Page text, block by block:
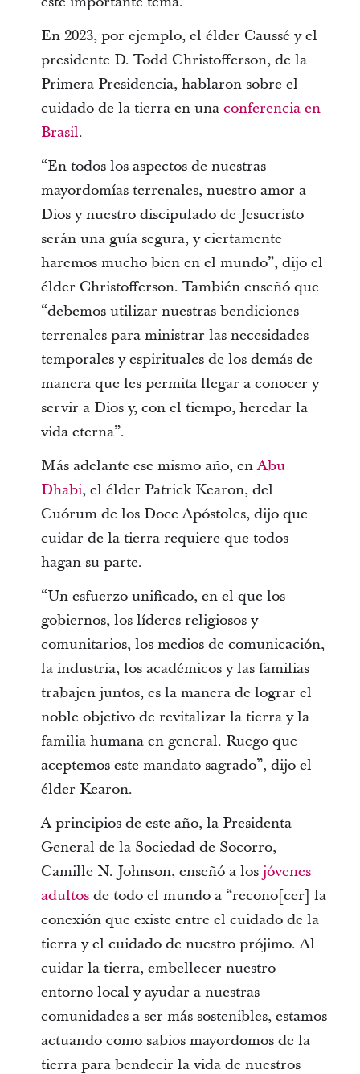
En 2023, por ejemplo, el élder Caussé y el
presidente D. Todd Christofferson, de la
Primera Presidencia, hablaron sobre el
cuidado de la tierra en una conferencia en
Brasil.
“En todos los aspectos de nuestras
mayordomías terrenales, nuestro amor a
Dios y nuestro discipulado de Jesucristo
serán una guía segura, y ciertamente
haremos mucho bien en el mundo”, dijo el
élder Christofferson. También enseñó que
“debemos utilizar nuestras bendiciones
terrenales para ministrar las necesidades
temporales y espirituales de los demás de
manera que les permita llegar a conocer y
servir a Dios y, con el tiempo, heredar la
vida eterna”.
Más adelante ese mismo año, enAbu
Dhabi, el élder Patrick Kearon, del
Cuórum de los Doce Apóstoles, dijo que
cuidar de la tierra requiere que todos
hagan su parte.
“Un esfuerzo unificado, en el que los
gobiernos, los líderes religiosos y
comunitarios, los medios de comunicación,
la industria, los académicos y las familias
trabajen juntos, es la manera de lograr el
noble objetivo de revitalizar la tierra y la
familia humana en general. Ruego que
aceptemos este mandato sagrado”, dijo el
élder Kearon.
A principios de este año, la Presidenta
General de la Sociedad de Socorro,
Camille N. Johnson, enseñó a los jóvenes
adultosde todo el mundo a “recono[cer] la
conexión que existe entre el cuidado de la
tierra y el cuidado de nuestro prójimo. Al
cuidar la tierra, embellecer nuestro
entorno local y ayudar a nuestras
comunidades a ser más sostenibles, estamos
actuando como sabios mayordomos de la
tierra para bendecir la vida de nuestros